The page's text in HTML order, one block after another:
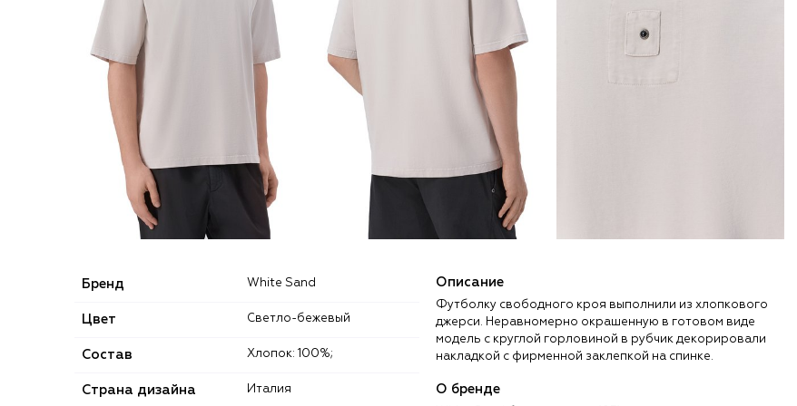
Бренд White Sand
Цвет Светло-бежевый
Состав Хлопок: 100%;
Страна дизайна Италия
Описание
Футболку свободного кроя выполнили из хлопкового
джерси. Неравномерно окрашенную в готовом виде
модель с круглой горловиной в рубчик декорировали
накладкой с фирменной заклепкой на спинке.
О бренде